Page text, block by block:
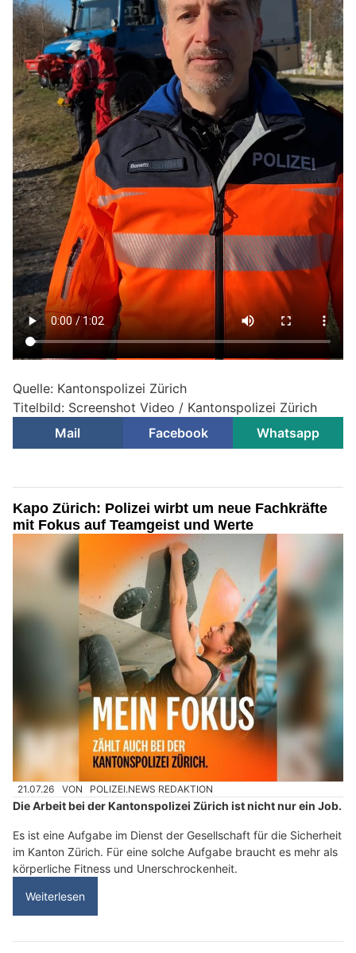
Quelle: Kantonspolizei Zürich
Titelbild: Screenshot Video / Kantonspolizei Zürich
Mail
Facebook Whatsapp
Kapo Zürich: Polizei wirbt um neue Fachkräfte
mit Fokus auf Teamgeist und Werte
21.07.26 VON POLIZEI.NEWS REDAKTION
Die Arbeit bei der Kantonspolizei Zürich ist nicht nur ein Job.
Es ist eine Aufgabe im Dienst der Gesellschaft für die Sicherheit
im Kanton Zürich. Für eine solche Aufgabe braucht es mehr als
körperliche Fitness und Unerschrockenheit.
Weiterlesen